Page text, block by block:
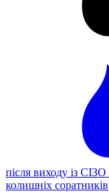
після виходу із
колишніх соратників